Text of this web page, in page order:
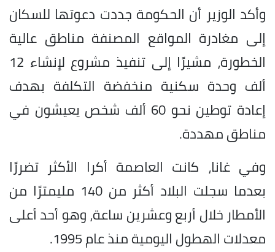
وأكد الوزير أن الحكومة جددت دعوتها للسكان
إلى مغادرة المواقع المصنفة مناطق عالية
الخطورة، مشيرًا إلى تنفيذ مشروع لإنشاء 12
ألف وحدة سكنية منخفضة التكلفة بهدف
إعادة توطين نحو 60 ألف شخص يعيشون في
مناطق مهددة.
وفي غانا، كانت العاصمة أكرا الأكثر تضررًا
بعدما سجلت البلاد أكثر من 140 مليمترًا من
الأمطار خلال أربع وعشرين ساعة، وهو أحد أعلى
معدلات الهطول اليومية منذ عام 1995.